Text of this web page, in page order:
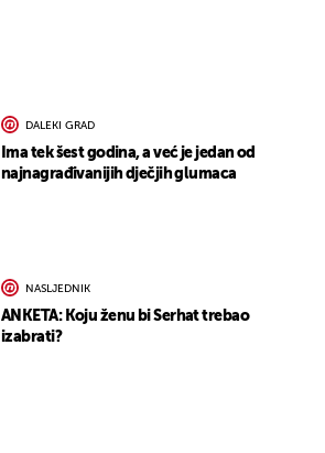
DALEKI GRAD
Ima tek šest godina, a već je jedan od
najnagrađivanijih dječjih glumaca
NASLJEDNIK
ANKETA: Koju ženu bi Serhat trebao
izabrati?